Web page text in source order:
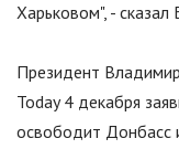
Харьковом", - сказал
Президент
Today 4 декабря
освободит Донбасс